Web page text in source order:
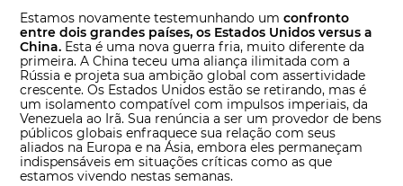
Estamos novamente testemunhando umconfronto
entre dois grandes países, os Estados Unidos versus a
China. Esta é uma nova guerra fria, muito diferente da
primeira. A China teceu uma aliança ilimitada com a
Rússia e projeta sua ambição global com assertividade
crescente. Os Estados Unidos estão se retirando, mas é
um isolamento compatível com impulsos imperiais, da
Venezuela ao Irã. Sua renúncia a ser um provedor de bens
públicos globais enfraquece sua relação com seus
aliados na Europa e na Ásia, embora eles permaneçam
indispensáveis em situações críticas como as que
estamos vivendo nestas semanas.